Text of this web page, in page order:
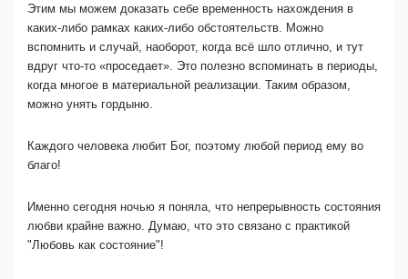
Этим мы можем доказать себе временность нахождения в
каких-либо рамках каких-либо обстоятельств. Можно
вспомнить и случай, наоборот, когда всё шло отлично, и тут
вдруг что-то «проседает». Это полезно вспоминать в периоды,
когда многое в материальной реализации. Таким образом,
можно унять гордыню.
Каждого человека любит Бог, поэтому любой период ему во
благо!
Именно сегодня ночью я поняла, что непрерывность состояния
любви крайне важно. Думаю, что это связано с практикой
"Любовь как состояние"!